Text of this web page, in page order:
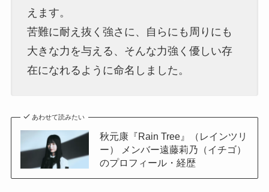
えます。
苦難に耐え抜く強さに、自らにも周りにも
大きな力を与える、そんな力強く優しい存
在になれるように命名しました。
あわせて読みたい
秋元康『Rain Tree』（レインツリ
ー） メンバー遠藤莉乃（イチゴ）
のプロフィール・経歴